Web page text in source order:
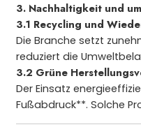
3. Nachhaltigkeit und
3.1 Recycling und
Die Branche setzt
reduziert die
3.2 Grüne
Der Einsatz
Fußabdruck**. Solche